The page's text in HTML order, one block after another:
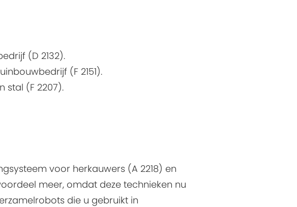
(D 2132).
(F 2151).
stal (F 2207).
voor herkauwers (A 2218) en
meer, omdat deze technieken nu
die u gebruikt in